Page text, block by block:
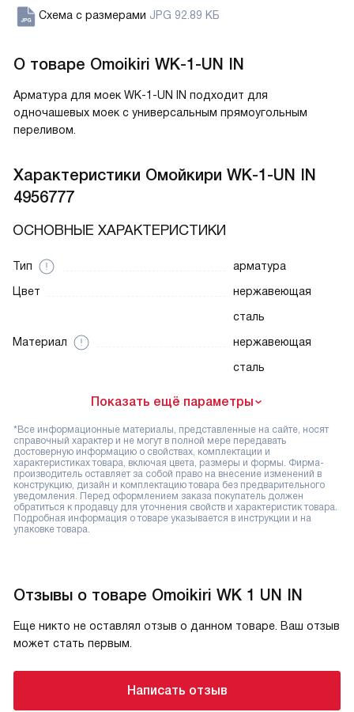
Схема с размерами JPG 92.89 КБ
О товаре Omoikiri WK-1-UN IN
Арматура для моек WK-1-UN IN подходит для
одночашевых моек с универсальным прямоугольным
переливом.
Характеристики Омойкири WK-1-UN IN
4956777
ОСНОВНЫЕ ХАРАКТЕРИСТИКИ
Тип
арматура
Цвет
нержавеющая
сталь
Материал
нержавеющая
сталь
Показать ещё параметры
*Все информационные материалы, представленные на сайте, носят
справочный характер и не могут в полной мере передавать
достоверную информацию о свойствах, комплектации и
характеристиках товара, включая цвета, размеры и формы. Фирма-
производитель оставляет за собой право на внесение изменений в
конструкцию, дизайн и комплектацию товара без предварительного
уведомления. Перед оформлением заказа покупатель должен
обратиться к продавцу для уточнения свойств и характеристик товара.
Подробная информация о товаре указывается в инструкции и на
упаковке товара.
Отзывы о товаре Omoikiri WK 1 UN IN
Еще никто не оставлял отзыв о данном товаре. Ваш отзыв
может стать первым.
Написать отзыв